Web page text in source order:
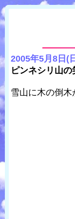
2005年5月8日(
ピンネシリ山の
雪山に木の倒木